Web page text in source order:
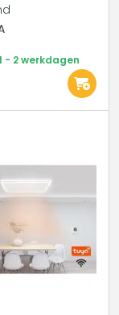
- 2 werkdagen